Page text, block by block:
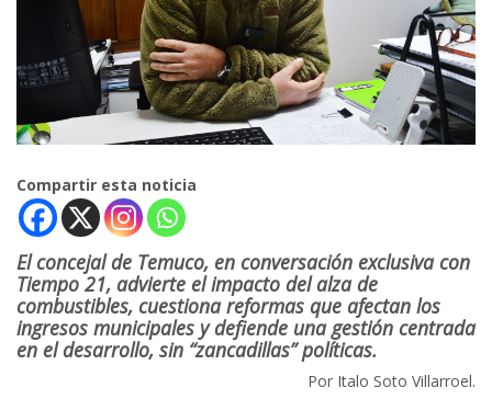
Compartir esta noticia
El concejal de Temuco, en conversación exclusiva con
Tiempo 21, advierte el impacto del alza de
combustibles, cuestiona reformas que afectan los
ingresos municipales y defiende una gestión centrada
en el desarrollo, sin “zancadillas” políticas.
Por Italo Soto Villarroel.